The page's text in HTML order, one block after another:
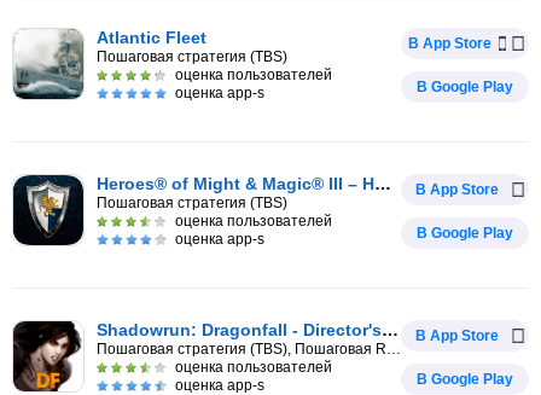
Atlantic Fleet
Пошаговая стратегия (TBS)
оценка пользователей
оценка app-s
В App Store
В Google Play
Heroes® of Might & Magic® III – HD Edition
Пошаговая стратегия (TBS)
оценка пользователей
оценка app-s
В App Store
В Google Play
Shadowrun: Dragonfall - Director's Cut
Пошаговая стратегия (TBS), Пошаговая RPG
оценка пользователей
оценка app-s
В App Store
В Google Play